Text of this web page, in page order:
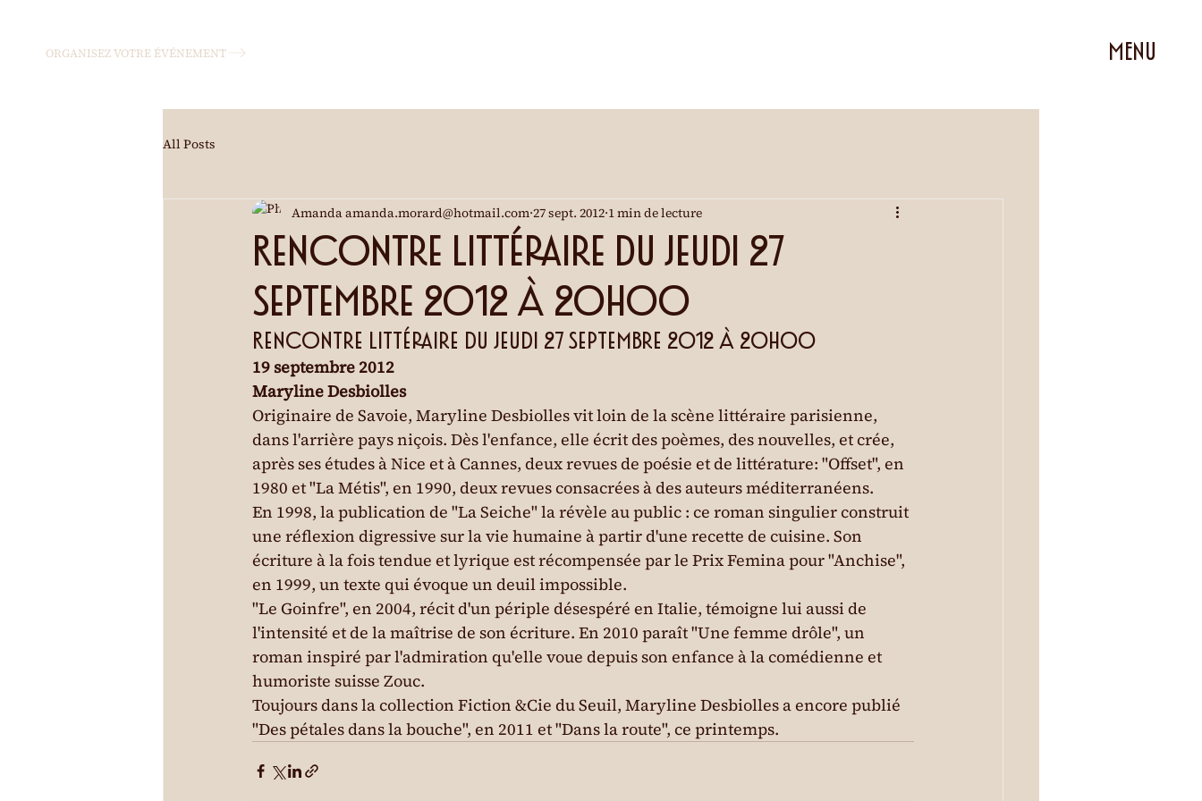
ORGANISEZ VOTRE ÉVÉNEMENT MENU
All Posts
Rencontre littéraire du jeudi 27
septembre 2012 à 20h00
Amanda amanda.morard@hotmail.com 27 sept. 2012 1 min de lecture
Rencontre littéraire du jeudi 27 septembre 2012 à 20h00
19 septembre 2012
Maryline Desbiolles
Originaire de Savoie, Maryline Desbiolles vit loin de la scène littéraire parisienne,
dans l'arrière pays niçois. Dès l'enfance, elle écrit des poèmes, des nouvelles, et crée,
après ses études à Nice et à Cannes, deux revues de poésie et de littérature: "Offset", en
1980 et "La Métis", en 1990, deux revues consacrées à des auteurs méditerranéens.
En 1998, la publication de "La Seiche" la révèle au public : ce roman singulier construit
une réflexion digressive sur la vie humaine à partir d'une recette de cuisine. Son
écriture à la fois tendue et lyrique est récompensée par le Prix Femina pour "Anchise",
en 1999, un texte qui évoque un deuil impossible.
"Le Goinfre", en 2004, récit d'un périple désespéré en Italie, témoigne lui aussi de
l'intensité et de la maîtrise de son écriture. En 2010 paraît "Une femme drôle", un
roman inspiré par l'admiration qu'elle voue depuis son enfance à la comédienne et
humoriste suisse Zouc.
Toujours dans la collection Fiction &Cie du Seuil, Maryline Desbiolles a encore publié
"Des pétales dans la bouche", en 2011 et "Dans la route", ce printemps.